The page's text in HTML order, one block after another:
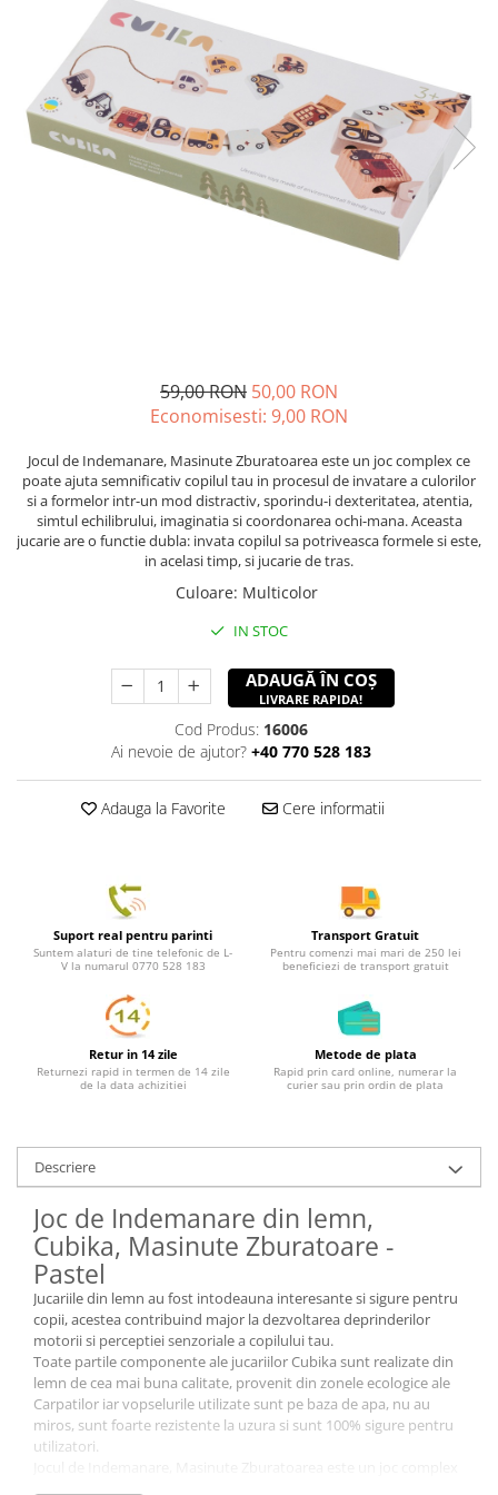
59,00 RON 50,00 RON
Economisesti: 9,00 RON
Jocul de Indemanare, Masinute Zburatoarea este un joc complex ce
poate ajuta semnificativ copilul tau in procesul de invatare a culorilor
si a formelor intr-un mod distractiv, sporindu-i dexteritatea, atentia,
simtul echilibrului, imaginatia si coordonarea ochi-mana. Aceasta
jucarie are o functie dubla: invata copilul sa potriveasca formele si este,
in acelasi timp, si jucarie de tras.
Culoare: Multicolor
IN STOC
ADAUGĂ ÎN COȘ
LIVRARE RAPIDA!
Cod Produs: 16006
Ai nevoie de ajutor? +40 770 528 183
Adauga la Favorite Cere informatii
Suport real pentru parinti
Suntem alaturi de tine telefonic de L-
V la numarul 0770 528 183
Transport Gratuit
Pentru comenzi mai mari de 250 lei
beneficiezi de transport gratuit
Retur in 14 zile
Returnezi rapid in termen de 14 zile
de la data achizitiei
Metode de plata
Rapid prin card online, numerar la
curier sau prin ordin de plata
Descriere
Joc de Indemanare din lemn,
Cubika, Masinute Zburatoare -
Pastel
Jucariile din lemn au fost intodeauna interesante si sigure pentru
copii, acestea contribuind major la dezvoltarea deprinderilor
motorii si perceptiei senzoriale a copilului tau.
Toate partile componente ale jucariilor Cubika sunt realizate din
lemn de cea mai buna calitate, provenit din zonele ecologice ale
Carpatilor iar vopselurile utilizate sunt pe baza de apa, nu au
miros, sunt foarte rezistente la uzura si sunt 100% sigure pentru
utilizatori.